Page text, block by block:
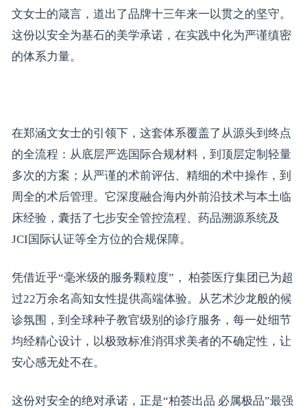
文女士的箴言，道出了品牌十三年来一以贯之的坚守。
这份以安全为基石的美学承诺，在实践中化为严谨缜密
的体系力量。
在郑涵文女士的引领下，这套体系覆盖了从源头到终点
的全流程：从底层严选国际合规材料，到顶层定制轻量
多次的方案；从严谨的术前评估、精细的术中操作，到
周全的术后管理。它深度融合海内外前沿技术与本土临
床经验，囊括了七步安全管控流程、药品溯源系统及
JCI国际认证等全方位的合规保障。
凭借近乎“毫米级的服务颗粒度”， 柏荟医疗集团已为超
过22万余名高知女性提供高端体验。从艺术沙龙般的候
诊氛围，到全球种子教官级别的诊疗服务，每一处细节
均经精心设计，以极致标准消弭求美者的不确定性，让
安心感无处不在。
这份对安全的绝对承诺，正是“柏荟出品 必属极品”最强